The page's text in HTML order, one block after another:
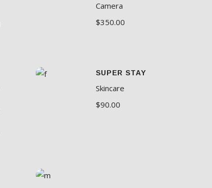
Camera
$350.00
SUPER STAY
Skincare
$90.00